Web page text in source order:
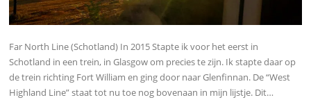
Far North Line (Schotland) In 2015 Stapte ik voor het eerst in
Schotland in een trein, in Glasgow om precies te zijn. Ik stapte daar op
de trein richting Fort William en ging door naar Glenfinnan. De “West
Highland Line” staat tot nu toe nog bovenaan in mijn lijstje. Dit…